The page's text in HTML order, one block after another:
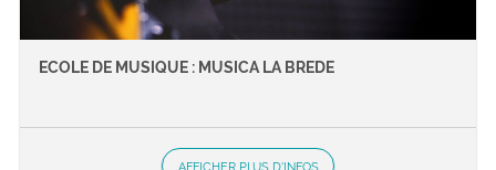
ECOLE DE MUSIQUE : MUSICA LA BREDE
AFFICHER PLUS D'INFOS